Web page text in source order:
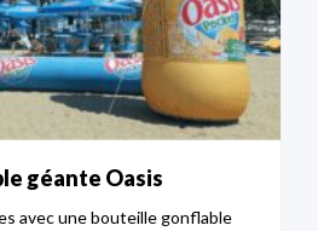
géante Oasis
avec une bouteille gonflable